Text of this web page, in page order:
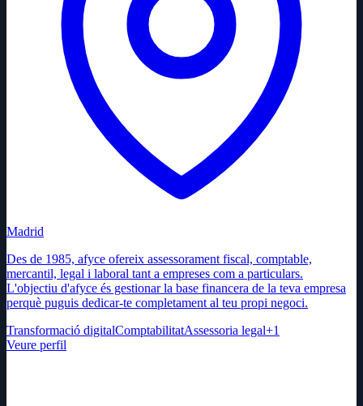
Madrid
Des de 1985, afyce ofereix assessorament fiscal, comptable,
mercantil, legal i laboral tant a empreses com a particulars.
L'objectiu d'afyce és gestionar la base financera de la teva empresa
perquè puguis dedicar-te completament al teu propi negoci.
Transformació digitalComptabilitatAssessoria legal+1
Veure perfil